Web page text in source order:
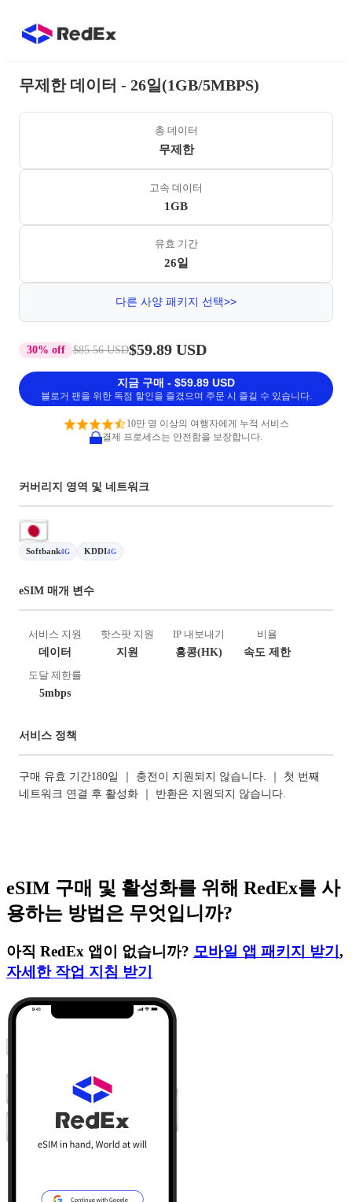
무제한 데이터 - 26일(1GB/5MBPS)
총 데이터
무제한
고속 데이터
1GB
유효 기간
26일
다른 사양 패키지 선택>>
30% off $85.56 USD$59.89 USD
지금 구매 - $59.89 USD
블로거 팬을 위한 독점 할인을 즐겼으며 주문 시 즐길 수 있습니다.
10만 명 이상의 여행자에게 누적 서비스
결제 프로세스는 안전함을 보장합니다.
커버리지 영역 및 네트워크
Softbank4G KDDI4G
eSIM 매개 변수
서비스 지원
데이터
핫스팟 지원
지원
IP 내보내기
홍콩(HK)
비율
속도 제한
도달 제한률
5mbps
서비스 정책
구매 유효 기간180일 ｜ 충전이 지원되지 않습니다. ｜ 첫 번째
네트워크 연결 후 활성화 ｜ 반환은 지원되지 않습니다.
eSIM 구매 및 활성화를 위해 RedEx를 사
용하는 방법은 무엇입니까?
아직 RedEx 앱이 없습니까? 모바일 앱 패키지 받기 ,
자세한 작업 지침 받기